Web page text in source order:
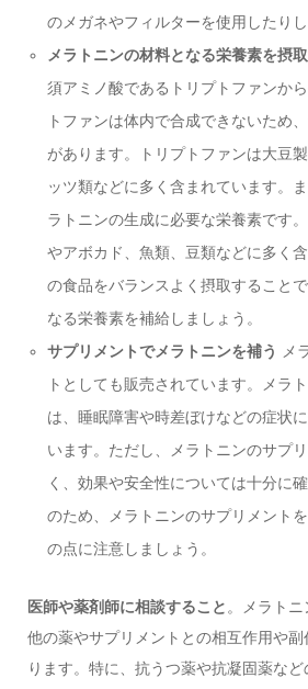
のメガネやフィルターを使用したりし
メラトニンの材料となる栄養素を摂
須アミノ酸であるトリプトファンか
トファンは体内で合成できないため
があります。トリプトファンは大豆
ッツ類などに多く含まれています。
ラトニンの生成に必要な栄養素です
やアボカド、魚類、豆類などに多く
の食品をバランスよく摂取すること
なる栄養素を補給しましょう。
サプリメントでメラトニンを補う
メ
トとしても販売されています。メラ
は、睡眠障害や時差ぼけなどの症状
います。ただし、メラトニンのサプ
く、効果や安全性については十分に
のため、メラトニンのサプリメント
の点に注意しましょう。
医師や薬剤師に相談すること 。メラトニ
他の薬やサプリメントとの相互作用や
ります。特に、抗うつ薬や抗凝固薬な